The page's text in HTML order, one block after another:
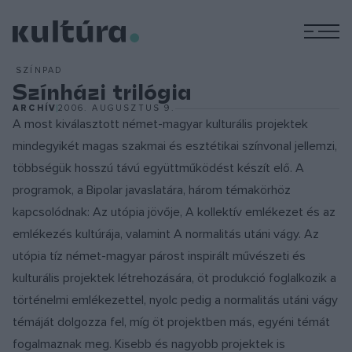
SZÍNPAD
Színházi trilógia
ARCHÍV2006. AUGUSZTUS 9.
A most kiválasztott német-magyar kulturális projektek
mindegyikét magas szakmai és esztétikai színvonal jellemzi,
többségük hosszú távú együttműködést készít elő. A
programok, a Bipolar javaslatára, három témakörhöz
kapcsolódnak: Az utópia jövője, A kollektív emlékezet és az
emlékezés kultúrája, valamint A normalitás utáni vágy. Az
utópia tíz német-magyar párost inspirált művészeti és
kulturális projektek létrehozására, öt produkció foglalkozik a
történelmi emlékezettel, nyolc pedig a normalitás utáni vágy
témáját dolgozza fel, míg öt projektben más, egyéni témát
fogalmaznak meg. Kisebb és nagyobb projektek is